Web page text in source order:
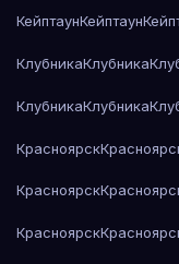
КейптаунКейптаун
КлубникаКлубника
КлубникаКлубника
Красноярск
Красноярск
Красноярск